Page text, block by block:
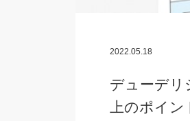
2022.05.18
デューデリ
上のポイ